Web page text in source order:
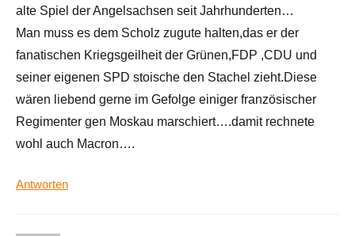
alte Spiel der Angelsachsen seit Jahrhunderten…
Man muss es dem Scholz zugute halten,das er der
fanatischen Kriegsgeilheit der Grünen,FDP ,CDU und
seiner eigenen SPD stoische den Stachel zieht.Diese
wären liebend gerne im Gefolge einiger französischer
Regimenter gen Moskau marschiert….damit rechnete
wohl auch Macron….
Antworten